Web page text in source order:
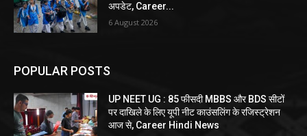
अपडेट, Career...
6 August 2026
POPULAR POSTS
UP NEET UG : 85 फीसदी MBBS और BDS सीटों
पर दाखिले के लिए यूपी नीट काउंसलिंग के रजिस्ट्रेशन
आज से, Career Hindi News